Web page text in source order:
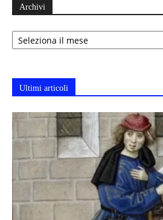
Archivi
Archivi
Ultimi articoli